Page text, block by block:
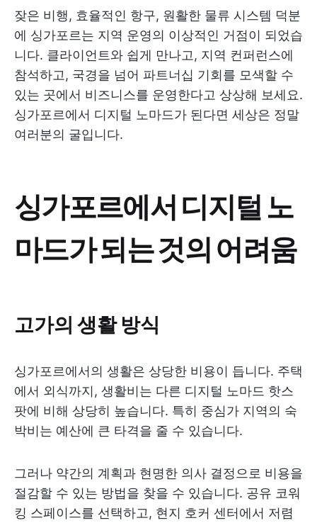
잦은 비행, 효율적인 항구, 원활한 물류 시스템 덕분
에 싱가포르는 지역 운영의 이상적인 거점이 되었습
니다. 클라이언트와 쉽게 만나고, 지역 컨퍼런스에
참석하고, 국경을 넘어 파트너십 기회를 모색할 수
있는 곳에서 비즈니스를 운영한다고 상상해 보세요.
싱가포르에서 디지털 노마드가 된다면 세상은 정말
여러분의 굴입니다.
싱가포르에서 디지털 노
마드가 되는 것의 어려움
고가의 생활 방식
싱가포르에서의 생활은 상당한 비용이 듭니다. 주택
에서 외식까지, 생활비는 다른 디지털 노마드 핫스
팟에 비해 상당히 높습니다. 특히 중심가 지역의 숙
박비는 예산에 큰 타격을 줄 수 있습니다.
그러나 약간의 계획과 현명한 의사 결정으로 비용을
절감할 수 있는 방법을 찾을 수 있습니다. 공유 코워
킹 스페이스를 선택하고, 현지 호커 센터에서 저렴